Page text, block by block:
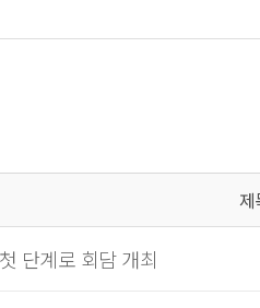
제
단계로 회담 개최